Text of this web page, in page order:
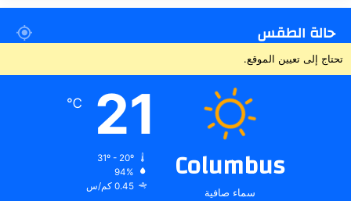
حالة الطقس
تحتاج إلى تعيين الموقع.
Columbus
سماء صافية
21
℃
94%
0.45 كم/س